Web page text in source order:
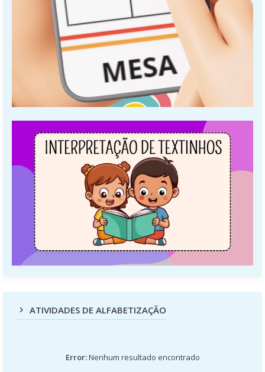
ATIVIDADES DE ALFABETIZAÇÃO
Error:Nenhum resultado encontrado